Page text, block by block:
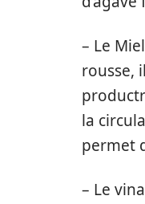
– Le
rousse,
la
permet
– Le